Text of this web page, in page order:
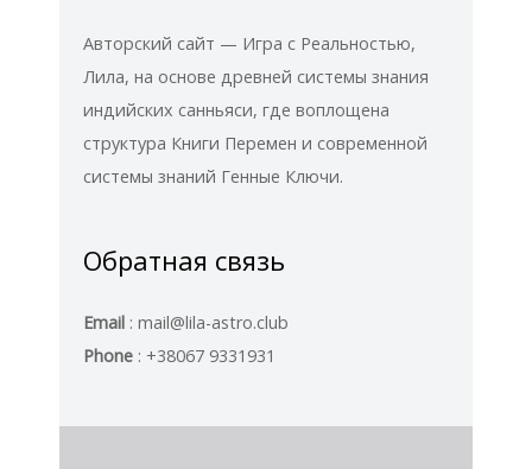
Авторский сайт — Игра с Реальностью,
Лила, на основе древней системы знания
индийских санньяси, где воплощена
структура Книги Перемен и современной
системы знаний Генные Ключи.
Обратная связь
Email : mail@lila-astro.club
Phone : +38067 9331931